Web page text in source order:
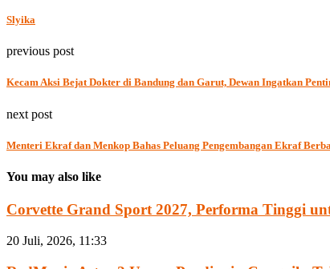
Slyika
previous post
Kecam Aksi Bejat Dokter di Bandung dan Garut, Dewan Ingatkan
next post
Menteri Ekraf dan Menkop Bahas Peluang Pengembangan Ekraf
You may also like
Corvette Grand Sport 2027, Performa Tinggi
20 Juli, 2026, 11:33